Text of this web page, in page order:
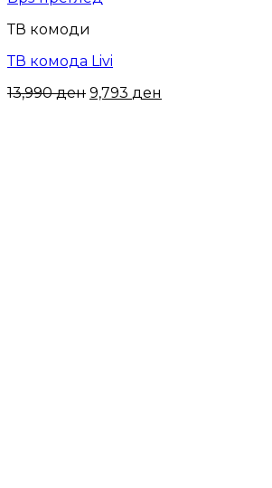
ТВ комоди
ТВ комода Livi
13,990ден 9,793 ден